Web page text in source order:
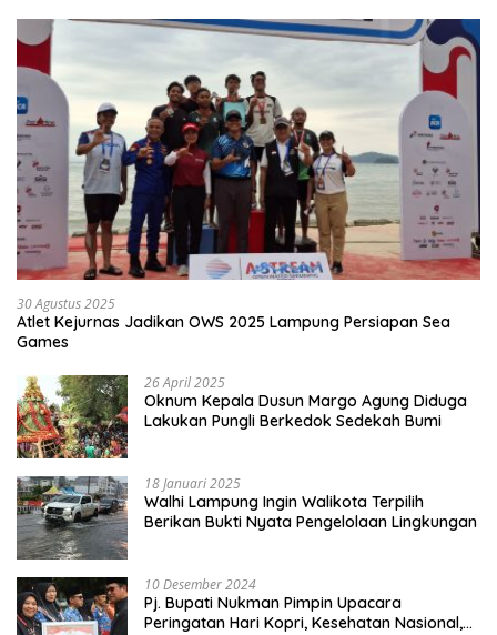
30 Agustus 2025
Atlet Kejurnas Jadikan OWS 2025 Lampung Persiapan Sea
Games
26 April 2025
Oknum Kepala Dusun Margo Agung Diduga
Lakukan Pungli Berkedok Sedekah Bumi
18 Januari 2025
Walhi Lampung Ingin Walikota Terpilih
Berikan Bukti Nyata Pengelolaan Lingkungan
10 Desember 2024
Pj. Bupati Nukman Pimpin Upacara
Peringatan Hari Kopri, Kesehatan Nasional,